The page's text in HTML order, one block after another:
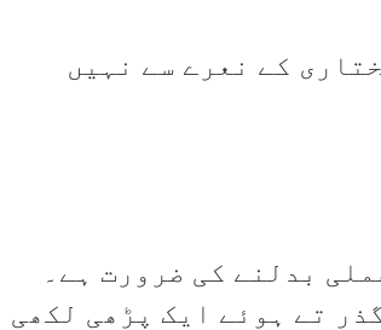
کے نعرے سے نہیں
بدلنے کی ضرورت ہے۔
تے ہوئے ایک پڑھی لکھی